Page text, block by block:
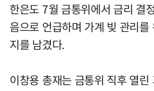
한은도 7월 금통위에서 금리 결
음으로 언급하며 가계 빚 관리
지를 남겼다.
이창용 총재는 금통위 직후 열